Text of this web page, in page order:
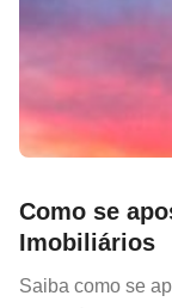
Como se
Imobiliários
Saiba como se